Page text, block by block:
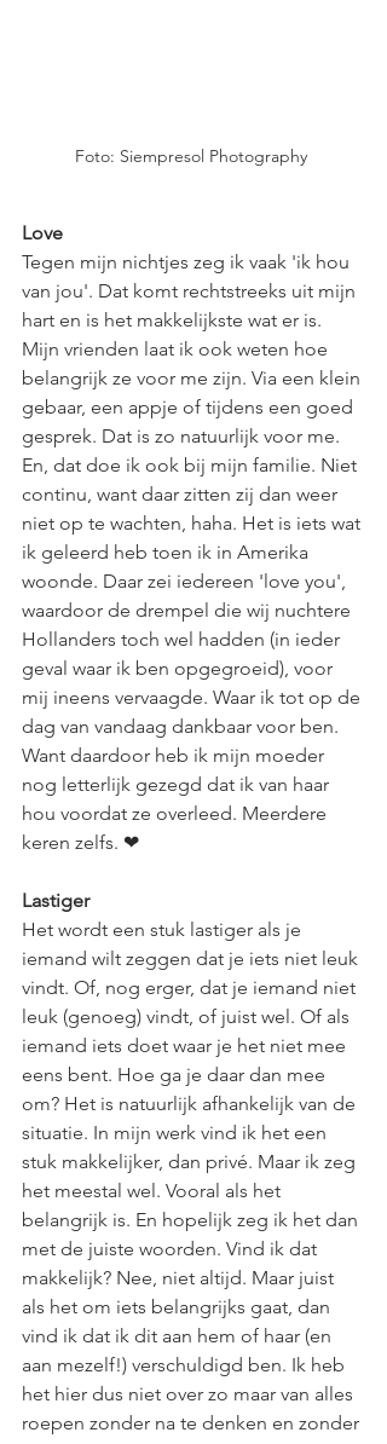
Foto: Siempresol Photography
Love
Tegen mijn nichtjes zeg ik vaak 'ik hou
van jou'. Dat komt rechtstreeks uit mijn
hart en is het makkelijkste wat er is.
Mijn vrienden laat ik ook weten hoe
belangrijk ze voor me zijn. Via een klein
gebaar, een appje of tijdens een goed
gesprek. Dat is zo natuurlijk voor me.
En, dat doe ik ook bij mijn familie. Niet
continu, want daar zitten zij dan weer
niet op te wachten, haha. Het is iets wat
ik geleerd heb toen ik in Amerika
woonde. Daar zei iedereen 'love you',
waardoor de drempel die wij nuchtere
Hollanders toch wel hadden (in ieder
geval waar ik ben opgegroeid), voor
mij ineens vervaagde. Waar ik tot op de
dag van vandaag dankbaar voor ben.
Want daardoor heb ik mijn moeder
nog letterlijk gezegd dat ik van haar
hou voordat ze overleed. Meerdere
keren zelfs. ❤
Lastiger
Het wordt een stuk lastiger als je
iemand wilt zeggen dat je iets niet leuk
vindt. Of, nog erger, dat je iemand niet
leuk (genoeg) vindt, of juist wel. Of als
iemand iets doet waar je het niet mee
eens bent. Hoe ga je daar dan mee
om? Het is natuurlijk afhankelijk van de
situatie. In mijn werk vind ik het een
stuk makkelijker, dan privé. Maar ik zeg
het meestal wel. Vooral als het
belangrijk is. En hopelijk zeg ik het dan
met de juiste woorden. Vind ik dat
makkelijk? Nee, niet altijd. Maar juist
als het om iets belangrijks gaat, dan
vind ik dat ik dit aan hem of haar (en
aan mezelf!) verschuldigd ben. Ik heb
het hier dus niet over zo maar van alles
roepen zonder na te denken en zonder